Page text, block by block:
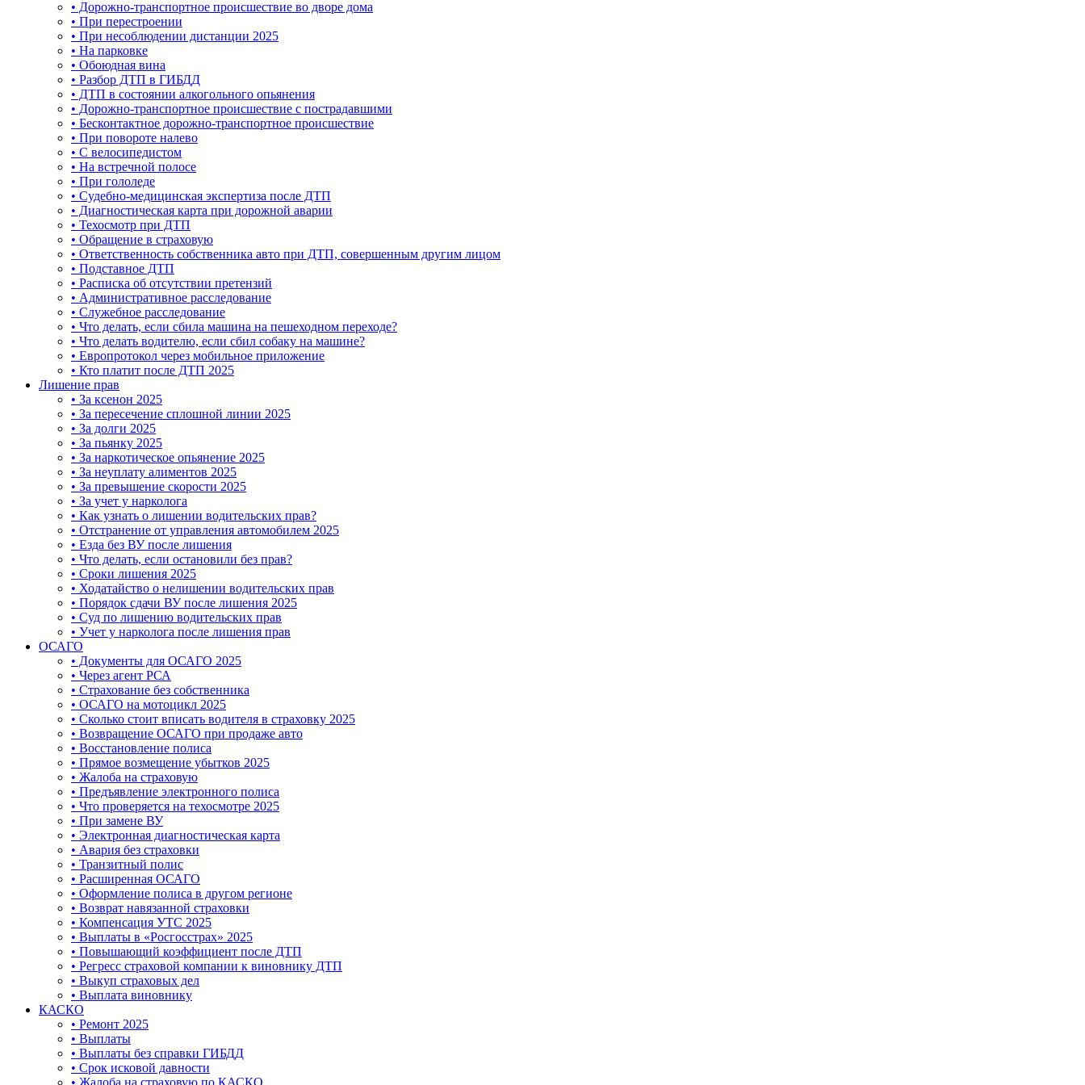
• Дорожно-транспортное происшествие во дворе дома
• При перестроении
• При несоблюдении дистанции 2025
• На парковке
• Обоюдная вина
• Разбор ДТП в ГИБДД
• ДТП в состоянии алкогольного опьянения
• Дорожно-транспортное происшествие с пострадавшими
• Бесконтактное дорожно-транспортное происшествие
• При повороте налево
• С велосипедистом
• На встречной полосе
• При гололеде
• Судебно-медицинская экспертиза после ДТП
• Диагностическая карта при дорожной аварии
• Техосмотр при ДТП
• Обращение в страховую
• Ответственность собственника авто при ДТП, совершенным другим лицом
• Подставное ДТП
• Расписка об отсутствии претензий
• Административное расследование
• Служебное расследование
• Что делать, если сбила машина на пешеходном переходе?
• Что делать водителю, если сбил собаку на машине?
• Европротокол через мобильное приложение
• Кто платит после ДТП 2025
Лишение прав
• За ксенон 2025
• За пересечение сплошной линии 2025
• За долги 2025
• За пьянку 2025
• За наркотическое опьянение 2025
• За неуплату алиментов 2025
• За превышение скорости 2025
• За учет у нарколога
• Как узнать о лишении водительских прав?
• Отстранение от управления автомобилем 2025
• Езда без ВУ после лишения
• Что делать, если остановили без прав?
• Сроки лишения 2025
• Ходатайство о нелишении водительских прав
• Порядок сдачи ВУ после лишения 2025
• Суд по лишению водительских прав
• Учет у нарколога после лишения прав
ОСАГО
• Документы для ОСАГО 2025
• Через агент РСА
• Страхование без собственника
• ОСАГО на мотоцикл 2025
• Сколько стоит вписать водителя в страховку 2025
• Возвращение ОСАГО при продаже авто
• Восстановление полиса
• Прямое возмещение убытков 2025
• Жалоба на страховую
• Предъявление электронного полиса
• Что проверяется на техосмотре 2025
• При замене ВУ
• Электронная диагностическая карта
• Авария без страховки
• Транзитный полис
• Расширенная ОСАГО
• Оформление полиса в другом регионе
• Возврат навязанной страховки
• Компенсация УТС 2025
• Выплаты в «Росгосстрах» 2025
• Повышающий коэффициент после ДТП
• Регресс страховой компании к виновнику ДТП
• Выкуп страховых дел
• Выплата виновнику
КАСКО
• Ремонт 2025
• Выплаты
• Выплаты без справки ГИБДД
• Срок исковой давности
• Жалоба на страховую по КАСКО